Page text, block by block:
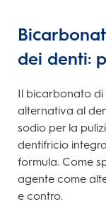
dei denti:
Il bicarbonato di
alternativa al
sodio per la
dentifricio
formula. Come
agente come
e contro.